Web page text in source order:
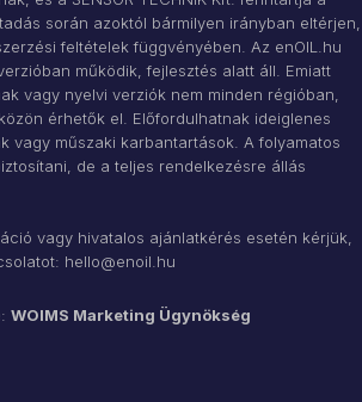
során azoktól bármilyen irányban eltérjen,
feltételek függvényében. Az enOIL.hu
működik, fejlesztés alatt áll. Emiatt
vagy nyelvi verziók nem minden régióban,
érhetők el. Előfordulhatnak ideiglenes
vagy műszaki karbantartások. A folyamatos
de a teljes rendelkezésre állás
vagy hivatalos ajánlatkérés esetén kérjük,
hello@enoil.hu
WOIMS Marketing Ügynökség